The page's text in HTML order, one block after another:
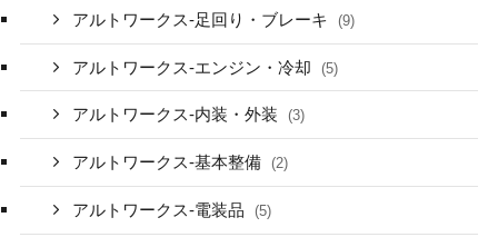
アルトワークス-足回り・ブレーキ (9)
アルトワークス-エンジン・冷却 (5)
アルトワークス-内装・外装 (3)
アルトワークス-基本整備 (2)
アルトワークス-電装品 (5)